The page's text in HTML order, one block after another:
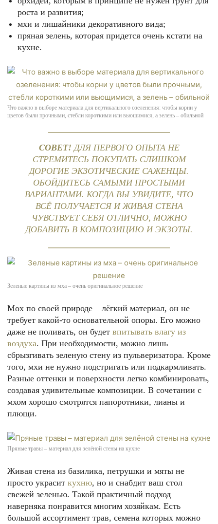
роста и развития;
мхи и лишайники декоративного вида;
пряная зелень, которая придется очень кстати на
кухне.
Что важно в выборе материала для вертикального озеленения: чтобы корни у
цветов были прочными, стебли короткими или вьющимися, а зелень – обильной
СОВЕТ! ДЛЯ ПЕРВОГО ОПЫТА НЕ
СТРЕМИТЕСЬ ПОКУПАТЬ СЛИШКОМ
ДОРОГИЕ ЭКЗОТИЧЕСКИЕ САЖЕНЦЫ.
ОБОЙДИТЕСЬ САМЫМИ ПРОСТЫМИ
ВАРИАНТАМИ. КОГДА ВЫ УВИДИТЕ, ЧТО
ВСЁ ПОЛУЧАЕТСЯ И ЖИВАЯ СТЕНА
ЧУВСТВУЕТ СЕБЯ ОТЛИЧНО, МОЖНО
ДОБАВИТЬ В КОМПОЗИЦИЮ И ЭКЗОТЫ.
Зеленые картины из мха – очень оригинальное решение
Мох по своей природе – лёгкий материал, он не
требует какой-то основательной опоры. Его можно
даже не поливать, он будет впитывать влагу из
воздуха. При необходимости, можно лишь
сбрызгивать зеленую стену из пульверизатора. Кроме
того, мхи не нужно подстригать или подкармливать.
Разные оттенки и поверхности легко комбинировать,
создавая удивительные композиции. В сочетании с
мхом хорошо смотрятся папоротники, лианы и
плющи.
Пряные травы – материал для зелёной стены на кухне
Живая стена из базилика, петрушки и мяты не
просто украсит кухню, но и снабдит ваш стол
свежей зеленью. Такой практичный подход
наверняка понравится многим хозяйкам. Есть
большой ассортимент трав, семена которых можно